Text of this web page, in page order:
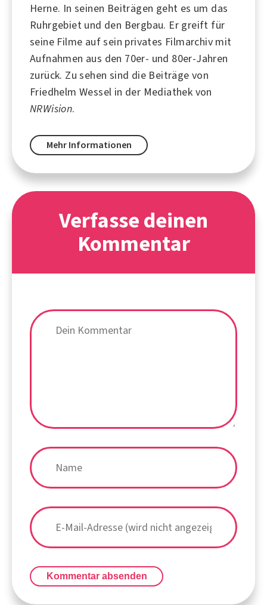
Herne. In seinen Beiträgen geht es um das
Ruhrgebiet und den Bergbau. Er greift für
seine Filme auf sein privates Filmarchiv mit
Aufnahmen aus den 70er- und 80er-Jahren
zurück. Zu sehen sind die Beiträge von
Friedhelm Wessel in der Mediathek von
NRWision.
Mehr Informationen
Verfasse deinen
Kommentar
Kommentar absenden